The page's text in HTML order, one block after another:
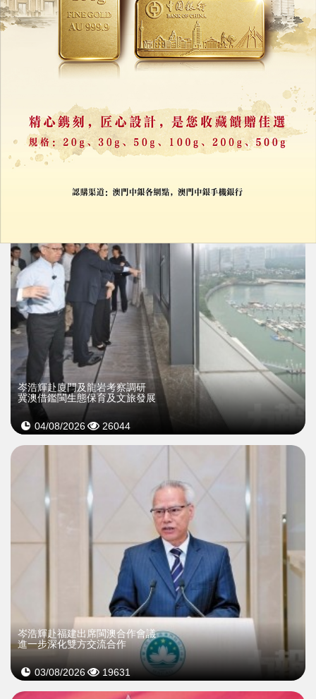
閩澳合作會議第五次會議在福建福州舉行
岑浩輝赴廈門及龍岩考察調研
冀澳借鑑閩生態保育及文旅發展
04/08/2026 26044
岑浩輝赴福建出席閩澳合作會議
進一步深化雙方交流合作
03/08/2026 19631